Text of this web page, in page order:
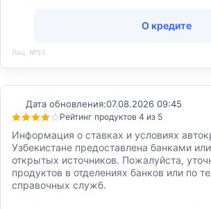
О кредите
Лиц. №53
Дата обновления:07.08.2026 09:45
Рейтинг продуктов 4 из 5
Информация о ставках и условиях
Узбекистане предоставлена банками
открытых источников. Пожалуйста,
продуктов в отделениях банков или по
справочных служб.